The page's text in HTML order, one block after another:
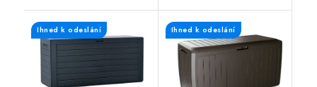
nastavitelnými patkami a
rychlou jednoduchou...
nastavitelnými patkami a
rychlou jednoduchou
montáží....
Ihned k odeslání Ihned k odeslání